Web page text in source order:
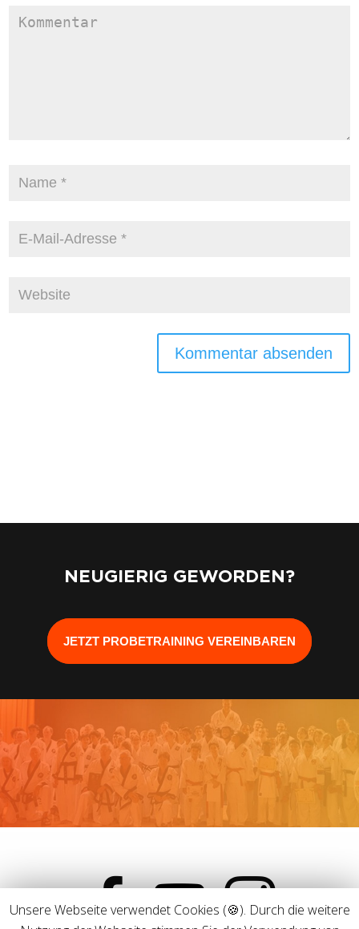
NEUGIERIG GEWORDEN?
JETZT PROBETRAINING VEREINBAREN
facebook instagram
Unsere Webseite verwendet Cookies (🍪). Durch die weitere